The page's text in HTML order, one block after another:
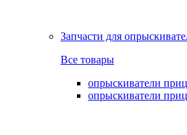
Запчасти для
Все товары
опрыскиватели
опрыскиватели